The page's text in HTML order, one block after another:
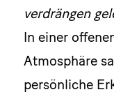
verdrängen
In einer
Atmosphäre
persönliche